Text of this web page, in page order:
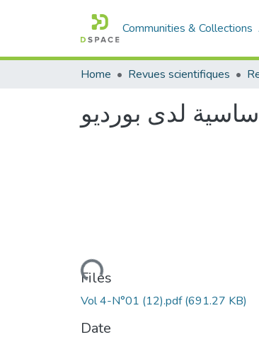
Communities & Collections
Home Revues scientifiques
لدى بورديو
Loading...
Files
Vol 4-N°01 (12).pdf(691.27 KB)
Date